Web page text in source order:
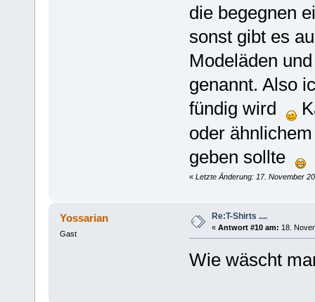
die begegnen
sonst gibt es
Modeläden
genannt. Also
fündig wird
oder
geben sollte
« Letzte Änderung: 17. November
Yossarian
Gast
Re:T-Shirts ....
« Antwort #10 am: 18.
Wie wäscht